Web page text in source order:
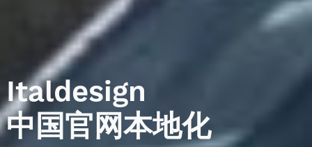
Italdesign
中国官网本地化